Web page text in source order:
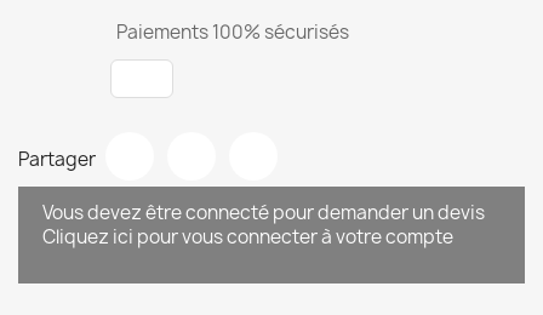
Paiements 100% sécurisés
Partager
Vous devez être connecté pour demander un devis
Cliquez ici pour vous connecter à votre compte